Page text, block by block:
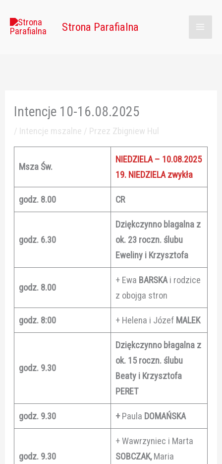
Strona Parafialna
Main
Intencje 10-16.08.2025
/ Intencje mszalne / Przez Zbigniew Hul
Msza Św.
NIEDZIELA – 10.08.2025
19. NIEDZIELA zwykła
godz. 8.00 CR
godz. 6.30
Dziękczynno blagalna z
ok. 23 roczn. ślubu
Eweliny i Krzysztofa
godz. 8.00
+ Ewa BARSKAi rodzice
z obojga stron
godz. 8:00 + Helena i Józef MALEK
godz. 9.30
Dziękczynno błagalna z
ok. 15 roczn. ślubu
Beaty i Krzysztofa
PERET
godz. 9.30 +Paula DOMAŃSKA
godz. 9.30
+ Wawrzyniec i Marta
SOBCZAK,Maria